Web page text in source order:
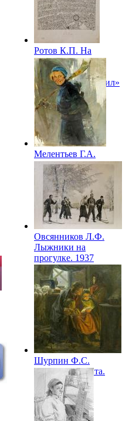
Ротов К.П. На
московском
«Динамо». Илл. к
журналу «Крокодил»
№23. 1934
Мелентьев Г.А.
Хоккеистка. 1936
Овсянников Л.Ф.
Лыжники на
прогулке. 1937
Шурпин Ф.С.
Письмо с фронта.
1942